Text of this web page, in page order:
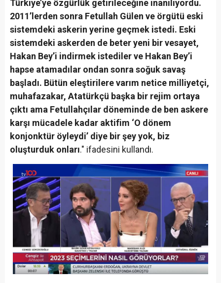
Türkiye’ye özgürlük getirileceğine inanılıyordu.
2011’lerden sonra Fetullah Gülen ve örgütü eski
sistemdeki askerin yerine geçmek istedi. Eski
sistemdeki askerden de beter yeni bir vesayet,
Hakan Bey’i indirmek istediler ve Hakan Bey’i
hapse atamadılar ondan sonra soğuk savaş
başladı. Bütün eleştirilere varım netice milliyetçi,
muhafazakar, Atatürkçü başka bir rejim ortaya
çıktı ama Fetullahçılar döneminde de ben askere
karşı mücadele kadar aktifim ‘O dönem
konjonktür öyleydi’ diye bir şey yok, biz
oluşturduk onları." ifadesini kullandı.